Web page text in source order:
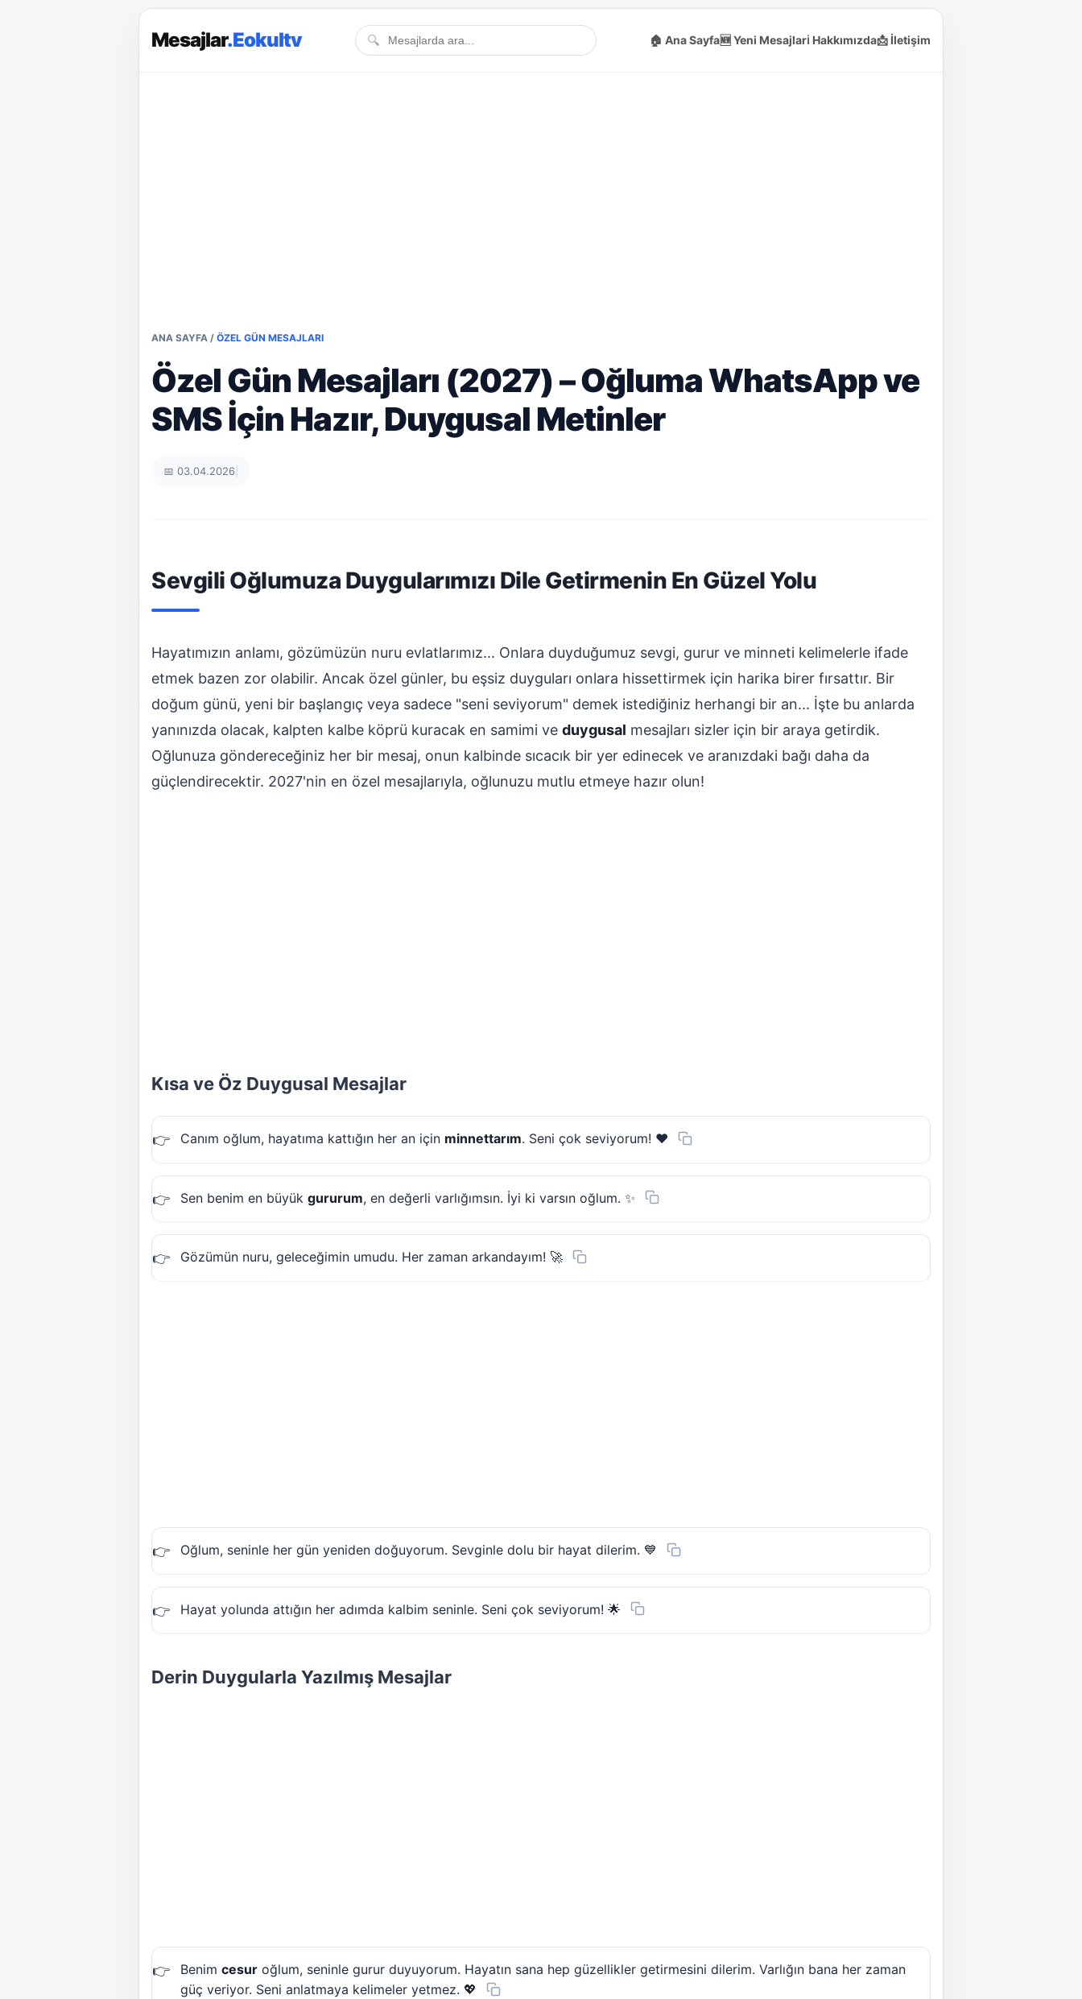
Mesajlar.Eokultv 🔍 🏠 Ana Sayfa🆕 Yeni Mesajlarℹ️ Hakkımızda📩 İletişim
ANA SAYFA / ÖZEL GÜN MESAJLARI
Özel Gün Mesajları (2027) – Oğluma WhatsApp ve
SMS İçin Hazır, Duygusal Metinler
📅 03.04.2026
Sevgili Oğlumuza Duygularımızı Dile Getirmenin En Güzel Yolu
Hayatımızın anlamı, gözümüzün nuru evlatlarımız... Onlara duyduğumuz sevgi, gurur ve minneti kelimelerle ifade
etmek bazen zor olabilir. Ancak özel günler, bu eşsiz duyguları onlara hissettirmek için harika birer fırsattır. Bir
doğum günü, yeni bir başlangıç veya sadece "seni seviyorum" demek istediğiniz herhangi bir an... İşte bu anlarda
yanınızda olacak, kalpten kalbe köprü kuracak en samimi ve duygusal mesajları sizler için bir araya getirdik.
Oğlunuza göndereceğiniz her bir mesaj, onun kalbinde sıcacık bir yer edinecek ve aranızdaki bağı daha da
güçlendirecektir. 2027'nin en özel mesajlarıyla, oğlunuzu mutlu etmeye hazır olun!
Kısa ve Öz Duygusal Mesajlar
Canım oğlum, hayatıma kattığın her an için minnettarım. Seni çok seviyorum! ❤️
Sen benim en büyük gururum, en değerli varlığımsın. İyi ki varsın oğlum. ✨
Gözümün nuru, geleceğimin umudu. Her zaman arkandayım! 🚀
Oğlum, seninle her gün yeniden doğuyorum. Sevginle dolu bir hayat dilerim. 💙
Hayat yolunda attığın her adımda kalbim seninle. Seni çok seviyorum! 🌟
Derin Duygularla Yazılmış Mesajlar
Benim cesur oğlum, seninle gurur duyuyorum. Hayatın sana hep güzellikler getirmesini dilerim. Varlığın bana her zaman
güç veriyor. Seni anlatmaya kelimeler yetmez. 💖